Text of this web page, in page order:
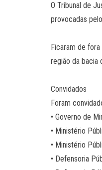
O Tribunal de
provocadas
Ficaram de
região da bacia
Convidados
Foram
• Governo de
• Ministério
• Ministério
• Defensoria